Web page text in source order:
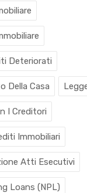
Deteriorati
Della Casa
I Creditori
Immobiliari
Atti Esecutivi
Loans (NPL)